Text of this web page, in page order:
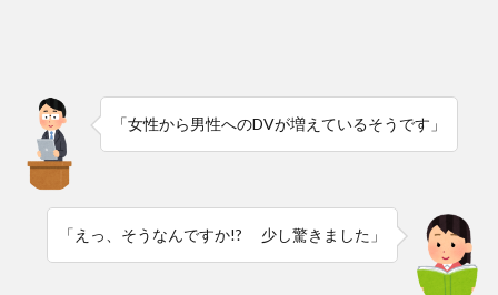
「女性から男性へのDVが増えているそうです」
「えっ、そうなんですか!? 少し驚きました」